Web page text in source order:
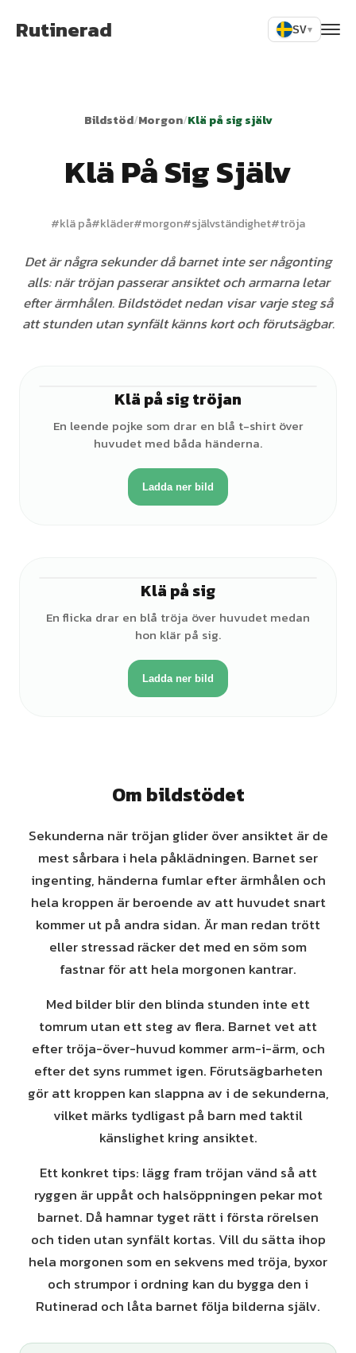
Rutinerad SV▾
Bildstöd/Morgon/Klä på sig själv
Klä På Sig Själv
#klä på#kläder#morgon#självständighet#tröja
Det är några sekunder då barnet inte ser någonting
alls: när tröjan passerar ansiktet och armarna letar
efter ärmhålen. Bildstödet nedan visar varje steg så
att stunden utan synfält känns kort och förutsägbar.
Klä på sig tröjan
En leende pojke som drar en blå t-shirt över
huvudet med båda händerna.
Ladda ner bild
Klä på sig
En flicka drar en blå tröja över huvudet medan
hon klär på sig.
Ladda ner bild
Om bildstödet
Sekunderna när tröjan glider över ansiktet är de
mest sårbara i hela påklädningen. Barnet ser
ingenting, händerna fumlar efter ärmhålen och
hela kroppen är beroende av att huvudet snart
kommer ut på andra sidan. Är man redan trött
eller stressad räcker det med en söm som
fastnar för att hela morgonen kantrar.
Med bilder blir den blinda stunden inte ett
tomrum utan ett steg av flera. Barnet vet att
efter tröja-över-huvud kommer arm-i-ärm, och
efter det syns rummet igen. Förutsägbarheten
gör att kroppen kan slappna av i de sekunderna,
vilket märks tydligast på barn med taktil
känslighet kring ansiktet.
Ett konkret tips: lägg fram tröjan vänd så att
ryggen är uppåt och halsöppningen pekar mot
barnet. Då hamnar tyget rätt i första rörelsen
och tiden utan synfält kortas. Vill du sätta ihop
hela morgonen som en sekvens med tröja, byxor
och strumpor i ordning kan du bygga den i
Rutinerad och låta barnet följa bilderna själv.